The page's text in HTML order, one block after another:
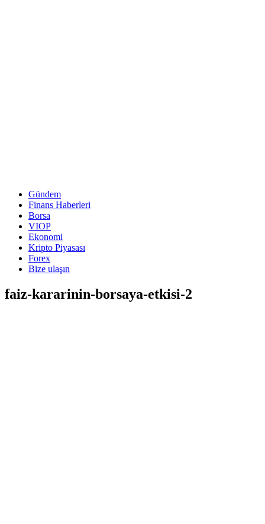
Gündem
Finans Haberleri
Borsa
VIOP
Ekonomi
Kripto Piyasası
Forex
Bize ulaşın
faiz-kararinin-borsaya-etkisi-2